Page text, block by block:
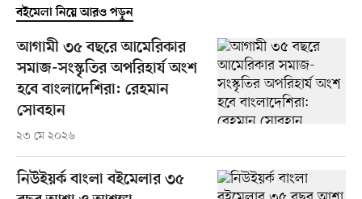
বইমেলা নিয়ে আরও পড়ুন
আগামী ৩৫ বছরে আমেরিকার
সমাজ-সংস্কৃতির অপরিহার্য অংশ
হবে বাংলাদেশিরা: রেহমান
সোবহান
২৩ মে ২০২৬
নিউইয়র্ক বাংলা বইমেলার ৩৫